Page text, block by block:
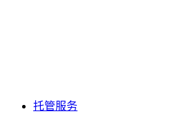
托管服务